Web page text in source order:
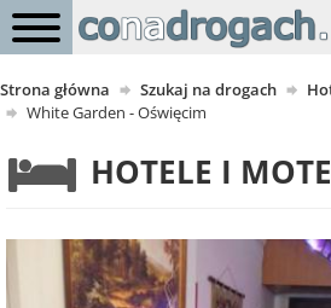
Strona główna Szukaj na drogach
White Garden - Oświęcim
HOTELE I